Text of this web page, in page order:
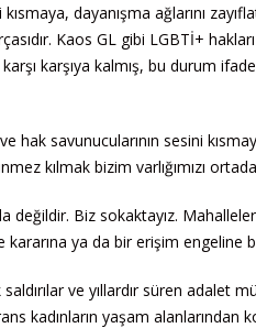
kısmaya, dayanışma ağlarını
Kaos GL gibi LGBTİ+
karşıya kalmış, bu durum
hak savunucularının sesini
kılmak bizim varlığımızı
Biz sokaktayız.
ya da bir erişim engeline
ve yıllardır süren adalet
kadınların yaşam alanlarından